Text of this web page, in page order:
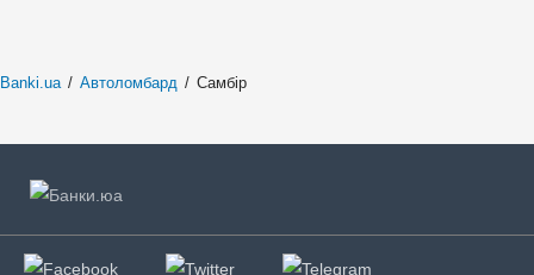
Banki.ua / Автоломбард / Самбір